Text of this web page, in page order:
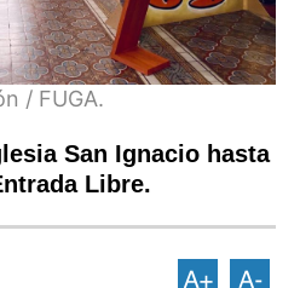
/ FUGA.
San Ignacio hasta
Libre.